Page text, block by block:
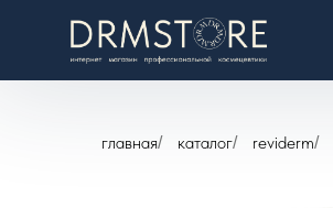
главная/ каталог/ reviderm/